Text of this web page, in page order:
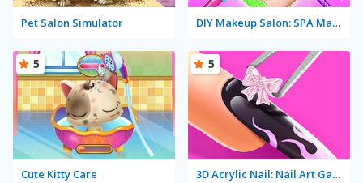
Pet Salon Simulator DIY Makeup Salon: SPA Makeover Studio
Cute Kitty Care
5
3D Acrylic Nail: Nail Art Game
5